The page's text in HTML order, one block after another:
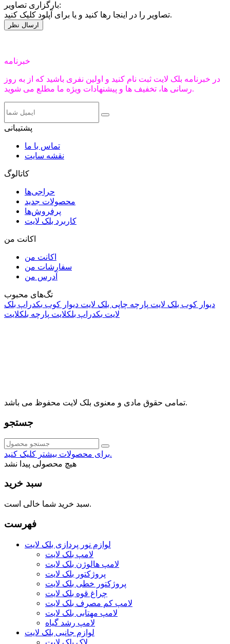
بارگزاری تصاویر:
تصاویر را در اینجا رها کنید و یا برای آپلود کلیک کنید.
خبرنامه
در خبرنامه بلک لایت ثبت نام کنید و اولین نفری باشید که از به روز
رسانی ها، تخفیف ها و پیشنهادات ویژه ما مطلع می شوید.
پشتیبانی
تماس با ما
نقشه سایت
کاتالوگ
حراجی‌ها
محصولات جدید
پرفروش‌ها
کاربرد بلک لایت
اکانت من
اکانت من
سفارشات من
آدرس من
تگ‌های محبوب
دیوار کوب بلک لایت پارچه چاپی بلک لایت دیوار کوب بکدراپ بلک
لایت بکدراپ بلکلایت پارچه بلکلایت
تمامی حقوق مادی و معنوی بلک لایت محفوظ می باشد.
جستجو
برای محصولات بیشتر کلیک کنید.
هیچ محصولی پیدا نشد
سبد خرید
سبد خرید شما خالی است.
فهرست
لوازم نور پردازی بلک لایت
لامپ بلک لایت
لامپ هالوژن بلک لایت
پروژکتور بلک لایت
پروژکتور خطی بلک لایت
چراغ قوه بلک لایت
لامپ کم مصرف بلک لایت
لامپ مهتابی بلک لایت
لامپ رشد گیاه
لوازم جانبی بلک لایت
لاک بلک لایت